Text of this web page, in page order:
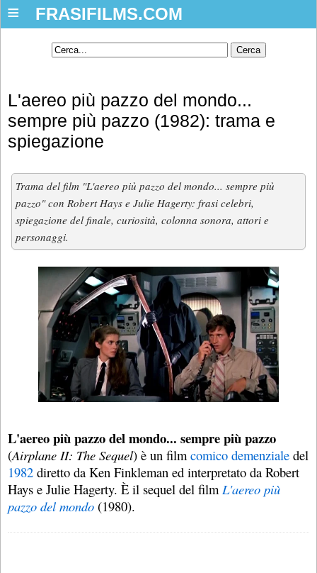
FRASIFILMS.COM
≡
L'aereo più pazzo del mondo...
sempre più pazzo (1982): trama e
spiegazione
Trama del film "L'aereo più pazzo del mondo... sempre più
pazzo" con Robert Hays e Julie Hagerty: frasi celebri,
spiegazione del finale, curiosità, colonna sonora, attori e
personaggi.
L'aereo più pazzo del mondo... sempre più pazzo
(Airplane II: The Sequel) è un film comico demenziale del
1982 diretto da Ken Finkleman ed interpretato da Robert
Hays e Julie Hagerty. È il sequel del film L'aereo più
pazzo del mondo (1980).